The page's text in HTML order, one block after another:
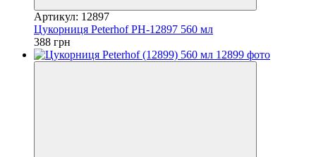
Артикул: 12897
Цукорниця Peterhof PH-12897 560 мл
388 грн